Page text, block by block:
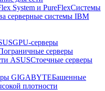
System и PureFlexСистемы
серверные системы IBM
GPU-серверы
серверы
ASUSСтоечные серверы
GIGABYTEБашенные
плотности